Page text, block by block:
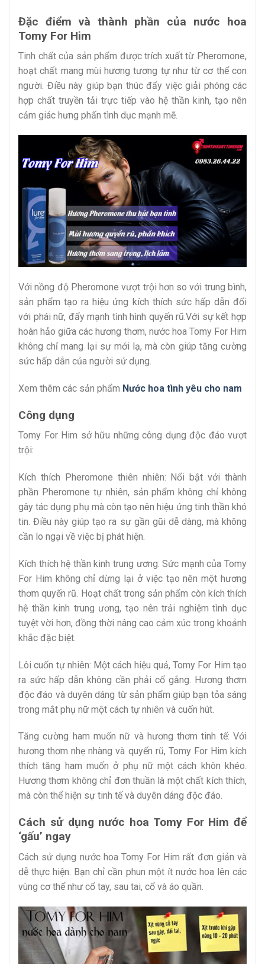
Đặc điểm và thành phần của nước hoa
Tomy For Him
Tinh chất của sản phẩm được trích xuất từ Pheromone,
hoạt chất mang mùi hương tương tự như từ cơ thể con
người. Điều này giúp bạn thúc đẩy việc giải phóng các
hợp chất truyền tải trực tiếp vào hệ thần kinh, tạo nên
cảm giác hưng phấn tình dục mạnh mẽ.
Với nồng độ Pheromone vượt trội hơn so với trung bình,
sản phẩm tạo ra hiệu ứng kích thích sức hấp dẫn đối
với phái nữ, đẩy mạnh tình hình quyến rũ.Với sự kết hợp
hoàn hảo giữa các hương thơm, nước hoa Tomy For Him
không chỉ mang lại sự mới lạ, mà còn giúp tăng cường
sức hấp dẫn của người sử dụng.
Xem thêm các sản phẩm Nước hoa tình yêu cho nam
Công dụng
Tomy For Him sở hữu những công dụng độc đáo vượt
trội:
Kích thích Pheromone thiên nhiên: Nổi bật với thành
phần Pheromone tự nhiên, sản phẩm không chỉ không
gây tác dụng phụ mà còn tạo nên hiệu ứng tinh thần khó
tin. Điều này giúp tạo ra sự gần gũi dễ dàng, mà không
cần lo ngại về việc bị phát hiện.
Kích thích hệ thần kinh trung ương: Sức mạnh của Tomy
For Him không chỉ dừng lại ở việc tạo nên một hương
thơm quyến rũ. Hoạt chất trong sản phẩm còn kích thích
hệ thần kinh trung ương, tạo nên trải nghiệm tình dục
tuyệt vời hơn, đồng thời nâng cao cảm xúc trong khoảnh
khắc đặc biệt.
Lôi cuốn tự nhiên: Một cách hiệu quả, Tomy For Him tạo
ra sức hấp dẫn không cần phải cố gắng. Hương thơm
độc đáo và duyên dáng từ sản phẩm giúp bạn tỏa sáng
trong mắt phụ nữ một cách tự nhiên và cuốn hút.
Tăng cường ham muốn nữ và hương thơm tinh tế: Với
hương thơm nhẹ nhàng và quyến rũ, Tomy For Him kích
thích tăng ham muốn ở phụ nữ một cách khôn khéo.
Hương thơm không chỉ đơn thuần là một chất kích thích,
mà còn thể hiện sự tinh tế và duyên dáng độc đáo.
Cách sử dụng nước hoa Tomy For Him để
‘gấu’ ngay
Cách sử dụng nước hoa Tomy For Him rất đơn giản và
dễ thực hiện. Bạn chỉ cần phun một ít nước hoa lên các
vùng cơ thể như cổ tay, sau tai, cổ và áo quần.